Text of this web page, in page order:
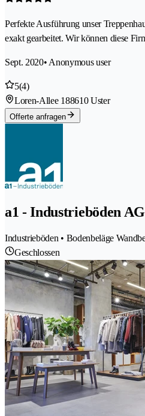
Perfekte Ausführung unser
exakt gearbeitet. Wir können diese
Sept. 2020• Anonymous user
5(4)
Loren-Allee 188610 Uster
Offerte anfragen
a1 - Industrieböden AG
Industrieböden • Bodenbeläge
Geschlossen